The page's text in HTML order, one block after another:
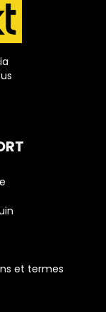
et termes